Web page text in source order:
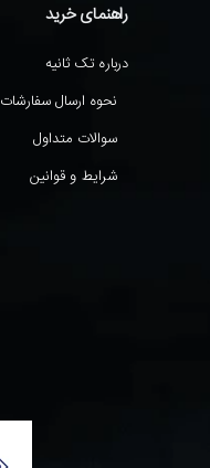
راهنمای خرید
درباره تک ثانیه
نحوه ارسال سفارشات
سوالات متداول
شرایط و قوانین